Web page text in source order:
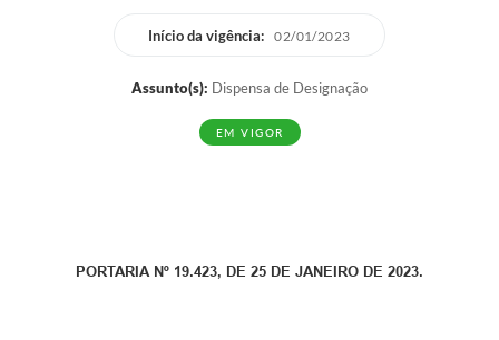
Início da vigência: 02/01/2023
Assunto(s): Dispensa de Designação
EM VIGOR
PORTARIA Nº 19.423, DE 25 DE JANEIRO DE 2023.